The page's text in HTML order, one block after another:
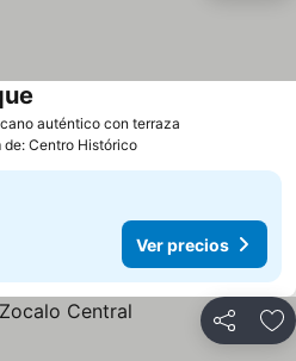
auténtico con terraza
de: Centro Histórico
Ver precios
Compartir